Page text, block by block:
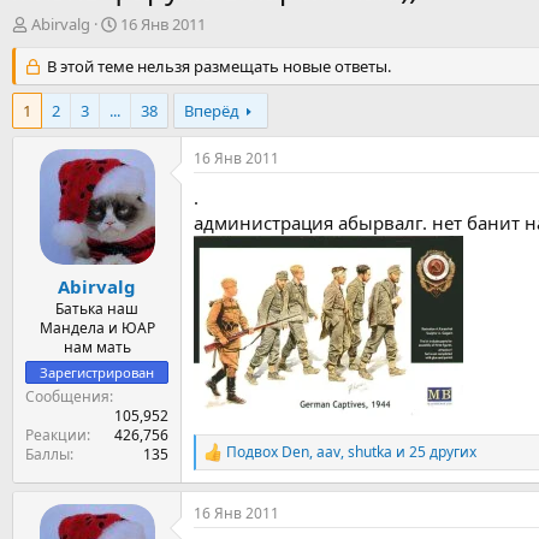
А
т
о
т
м
Abirvalg
Д
т
а
н
а
ч
а
л
а
16 Янв 2011
В этой теме нельзя размещать новые ответы.
1 2 3 ... 38 Вперёд
Abirvalg
Батька наш
Мандела и ЮАР
нам мать
Зарегистрирован
Сообщения
105,952
Реакции
426,756
Баллы
135
16 Янв 2011
.
администрация абырвалг. нет банит
Р
е
а
к
Подвох Den,aav,shutka и 25 других
16 Янв 2011